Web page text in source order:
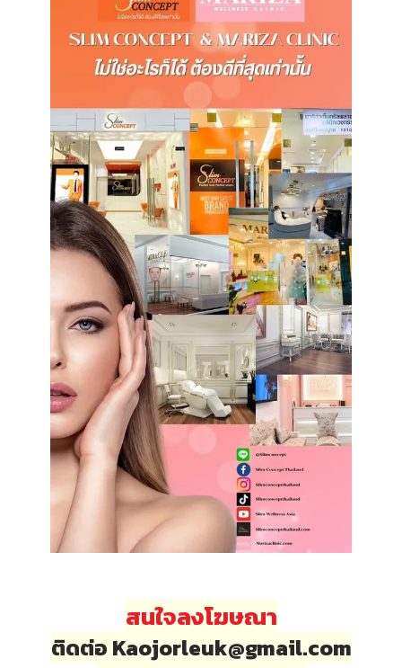
สนใจลงโฆษณา
ติดต่อ Kaojorleuk@gmail.com